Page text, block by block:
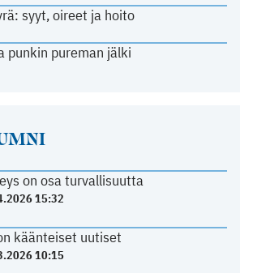
syyt, oireet ja hoito
punkin pureman jälki
on osa turvallisuutta
15:32
käänteiset uutiset
10:15